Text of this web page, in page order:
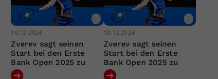
19.12.2024
Zverev sagt seinen
Start bei den Erste
Bank Open 2025 zu
19.12.2024
Zverev sagt seinen
Start bei den Erste
Bank Open 2025 zu